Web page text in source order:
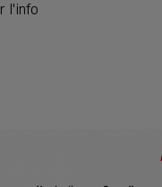
l'info